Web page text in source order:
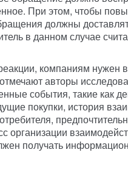
При этом, чтобы
должны
в данном случае
компаниям нужен
авторы
события, такие как
покупки, история
организации
получать